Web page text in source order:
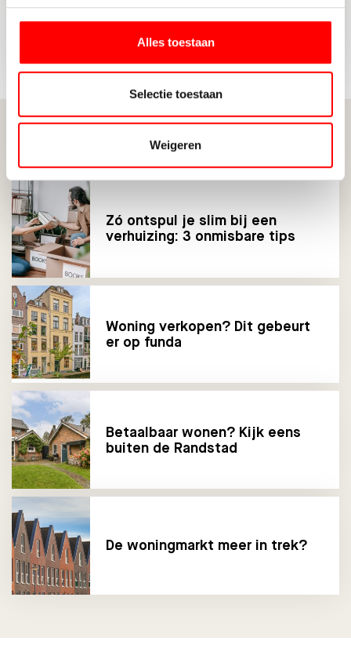
Alles toestaan
Selectie toestaan
Weigeren
TERUG NAAR OVERZICHT
Gerelateerde berichten
Zó ontspul je slim bij een
verhuizing: 3 onmisbare tips
Woning verkopen? Dit gebeurt
er op funda
Betaalbaar wonen? Kijk eens
buiten de Randstad
De woningmarkt meer in trek?